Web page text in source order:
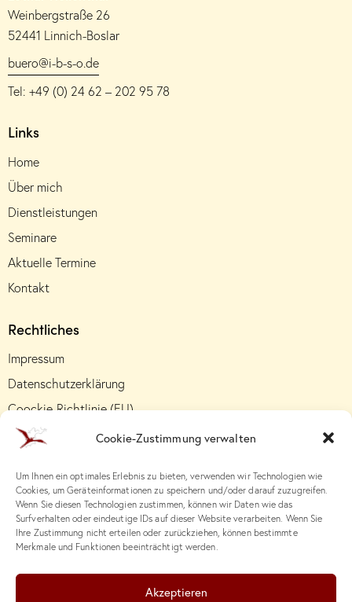
Cookie-Zustimmung verwalten
Um Ihnen ein optimales Erlebnis zu bieten, verwenden wir Technologien wie
Cookies, um Geräteinformationen zu speichern und/oder darauf zuzugreifen.
Wenn Sie diesen Technologien zustimmen, können wir Daten wie das
Surfverhalten oder eindeutige IDs auf dieser Website verarbeiten. Wenn Sie
Ihre Zustimmung nicht erteilen oder zurückziehen, können bestimmte
Merkmale und Funktionen beeinträchtigt werden.
Akzeptieren
Weinbergstraße 26
52441 Linnich-Boslar
buero@i-b-s-o.de
Tel: +49 (0) 24 62 – 202 95 78
Links
Home
Über mich
Dienstleistungen
Seminare
Aktuelle Termine
Kontakt
Rechtliches
Impressum
Datenschutzerklärung
Coockie-Richtlinie (EU)